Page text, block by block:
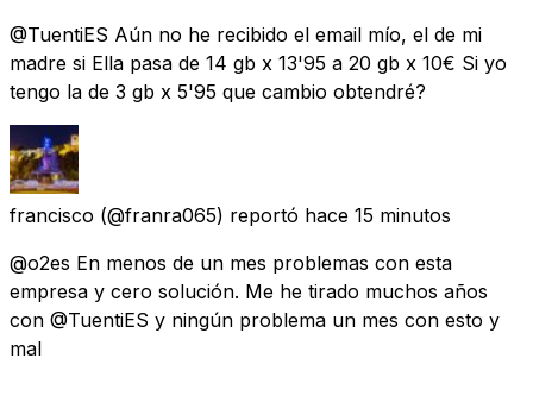
@TuentiES Aún no he recibido el email mío, el de mi
madre si Ella pasa de 14 gb x 13'95 a 20 gb x 10€ Si yo
tengo la de 3 gb x 5'95 que cambio obtendré?
francisco (@franra065) reportó hace 15 minutos
@o2es En menos de un mes problemas con esta
empresa y cero solución. Me he tirado muchos años
con @TuentiES y ningún problema un mes con esto y
mal